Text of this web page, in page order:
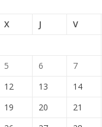
X J V
5 6 7
12 13 14
19 20 21